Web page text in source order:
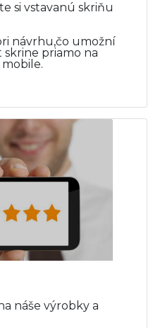
si vstavanú skriňu
návrhu,čo umožní
priamo na
náše výrobky a